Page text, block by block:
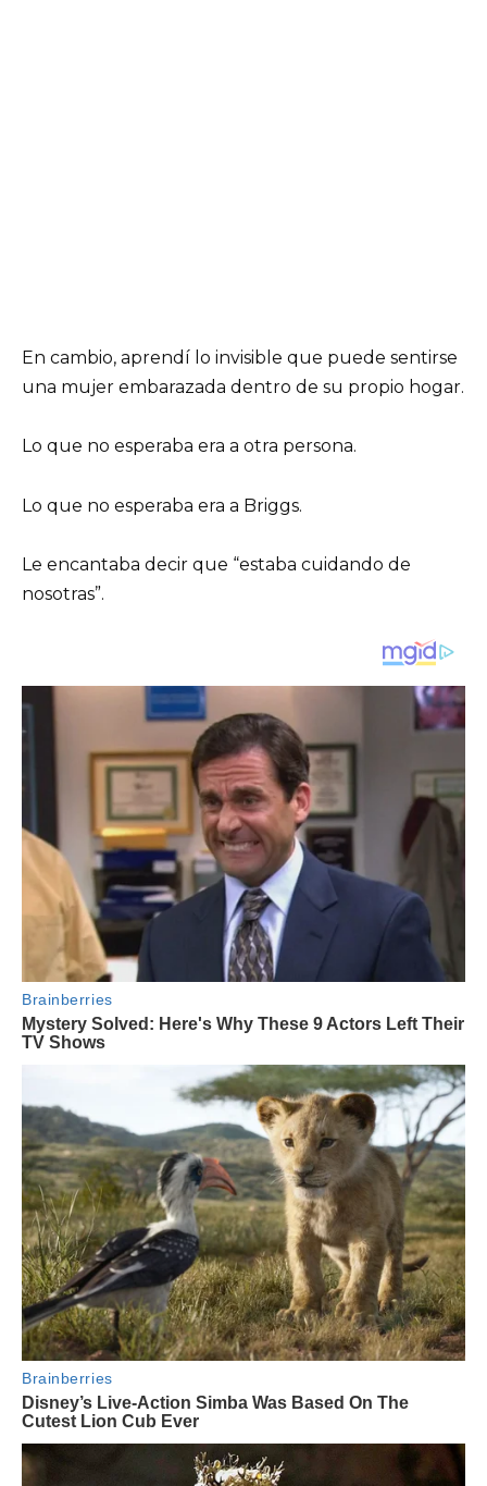
En cambio, aprendí lo invisible que puede sentirse
una mujer embarazada dentro de su propio hogar.
Lo que no esperaba era a otra persona.
Lo que no esperaba era a Briggs.
Le encantaba decir que “estaba cuidando de
nosotras”.